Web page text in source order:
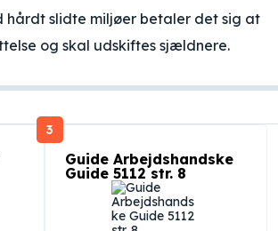
hårdt slidte miljøer betaler det sig at
og skal udskiftes sjældnere.
3
Guide Arbejdshandske
Guide 5112 str. 8